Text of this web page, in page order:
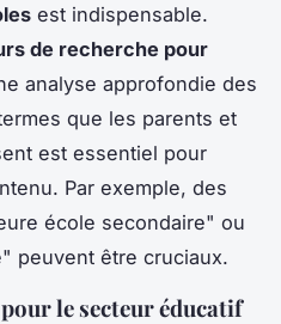
est indispensable.
de recherche pour
analyse approfondie des
que les parents et
est essentiel pour
Par exemple, des
école secondaire" ou
peuvent être cruciaux.
le secteur éducatif